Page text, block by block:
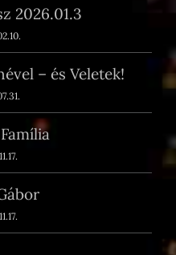
2026.01.3
– és Veletek!